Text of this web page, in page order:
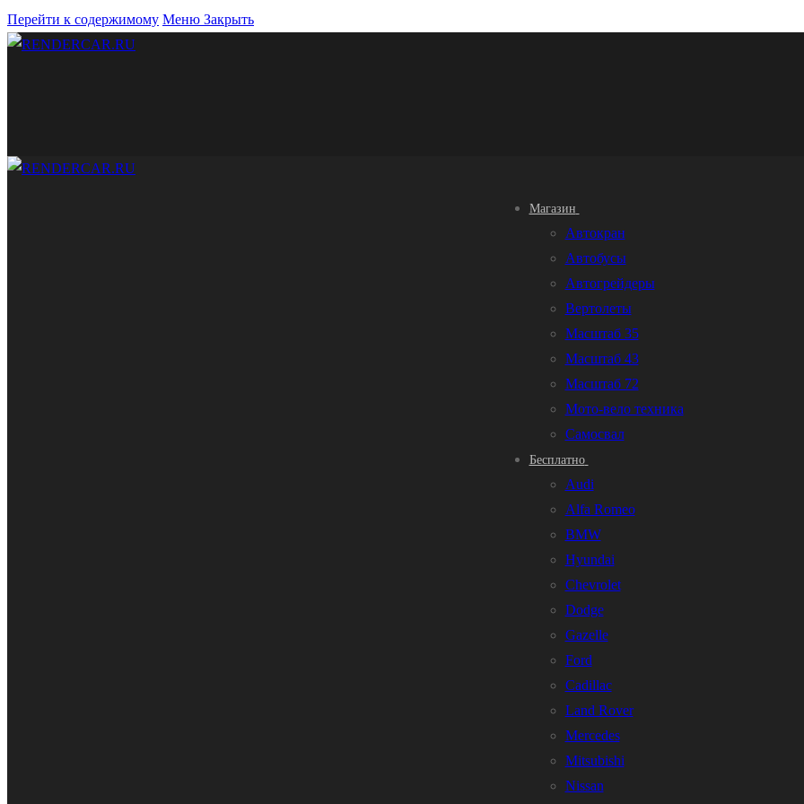
Перейти к содержимому Меню Закрыть
Магазин
Автокран
Автобусы
Автогрейдеры
Вертолеты
Масштаб 35
Масштаб 43
Масштаб 72
Мото-вело техника
Самосвал
Бесплатно
Audi
Alfa Romeo
BMW
Hyundai
Chevrolet
Dodge
Gazelle
Ford
Cadillac
Land Rover
Mercedes
Mitsubishi
Nissan